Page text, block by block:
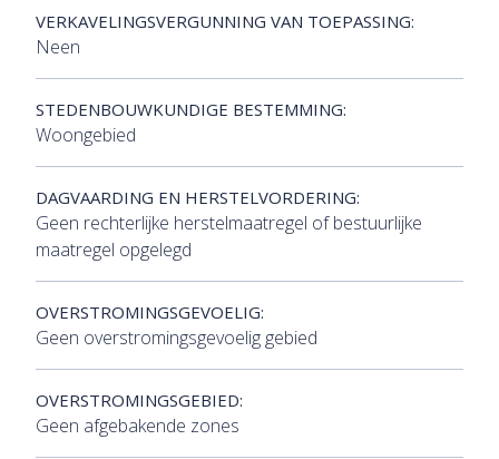
VERKAVELINGSVERGUNNING VAN TOEPASSING:
Neen
STEDENBOUWKUNDIGE BESTEMMING:
Woongebied
DAGVAARDING EN HERSTELVORDERING:
Geen rechterlijke herstelmaatregel of bestuurlijke
maatregel opgelegd
OVERSTROMINGSGEVOELIG:
Geen overstromingsgevoelig gebied
OVERSTROMINGSGEBIED:
Geen afgebakende zones